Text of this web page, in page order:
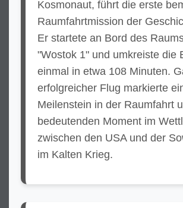
Kosmonaut, führt die erste
Raumfahrtmission der
Er startete an Bord des
"Wostok 1" und umkreiste die
einmal in etwa 108 Minuten.
erfolgreicher Flug markierte
Meilenstein in der Raumfahrt
bedeutenden Moment im
zwischen den USA und der
im Kalten Krieg.